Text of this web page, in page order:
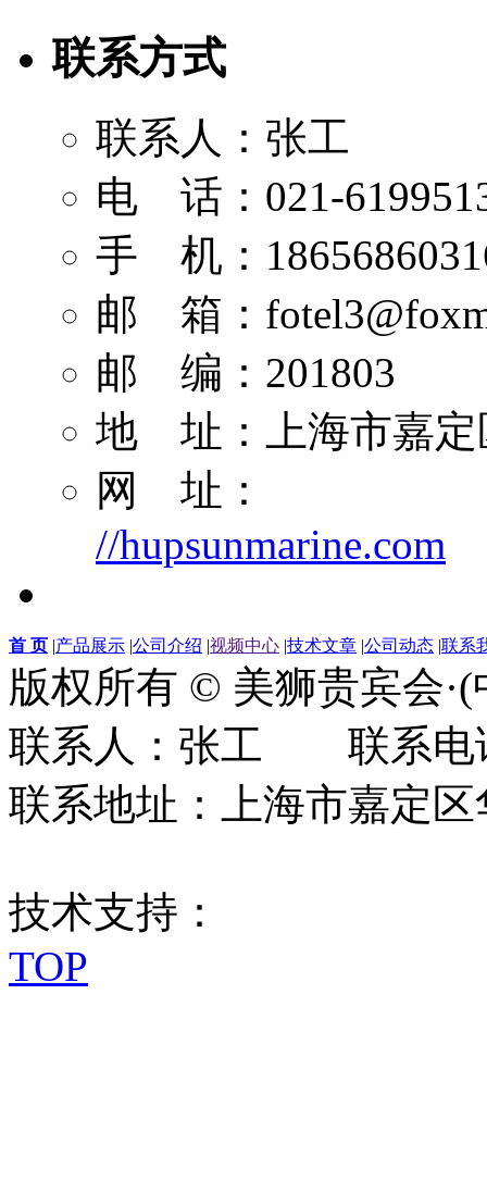
联系方式
联系人：张工
电 话：021-
手 机：
邮 箱：
邮 编：201803
地 址：上海市嘉定
网 址：
//hupsunmarine.com
首 页 |产品展示 |公司介绍 |视频中心 |技术文章 |公司动态 |联系
版权所有 © 美狮贵宾会
联系人：张工 联系电
联系地址：上海市嘉定
技术支持：
TOP